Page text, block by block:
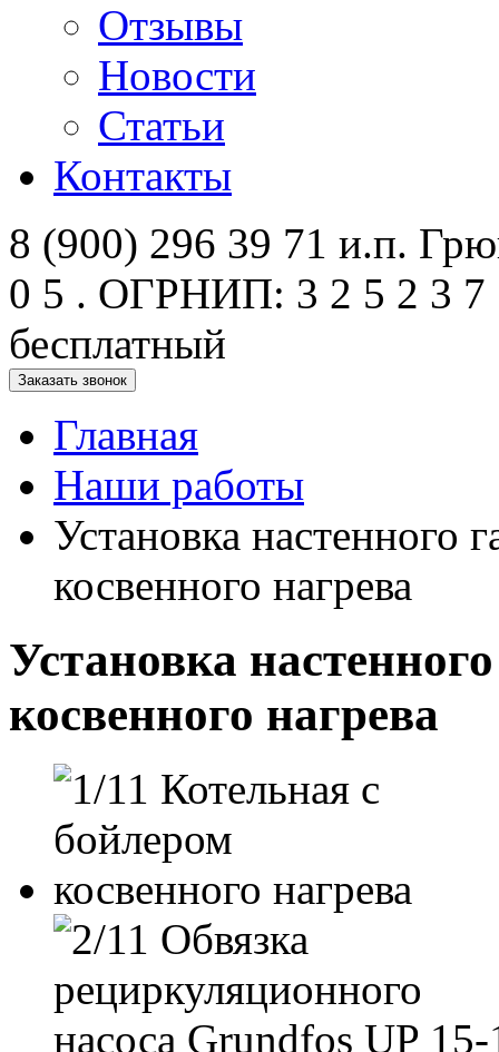
Отзывы
Новости
Статьи
Контакты
8 (900) 296 39 71 и.п.
0 5 . ОГРНИП: 3 2 5 2 3 7
бесплатный
Заказать звонок
Главная
Наши работы
Установка настенного
косвенного нагрева
Установка
косвенного нагрева